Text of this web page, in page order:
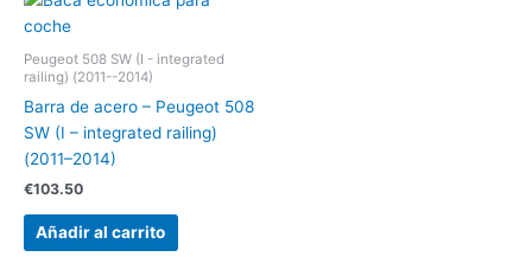
Peugeot 508 SW (I - integrated
railing) (2011--2014)
Barra de acero – Peugeot 508
SW (I – integrated railing)
(2011–2014)
€103.50
Añadir al carrito